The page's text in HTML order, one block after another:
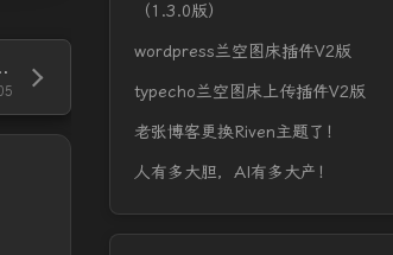
异常”，怎么破！
（1.3.0版）
wordpress兰空图床插件V2版
typecho兰空图床上传插件V2版
老张博客更换Riven主题了！
人有多大胆，AI有多大产！